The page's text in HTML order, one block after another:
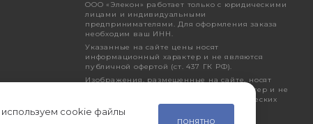
ООО «Элекон» работает только с юридическими
лицами и индивидуальными
предпринимателями. Для оформления заказа
необходим ваш ИНН.
Указанные на сайте цены носят
информационный характер и не являются
публичной офертой (ст. 437 ГК РФ).
Изображения, размещенные на сайте, носят
исключительно ознакомительный характер и не
являются точным отображением фактических
характеристик товара.
cookie файлы
ПОНЯТНО